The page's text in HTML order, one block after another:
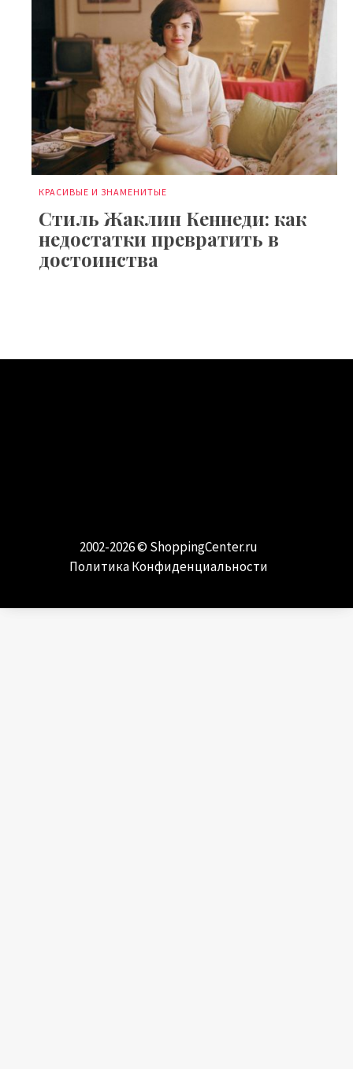
КРАСИВЫЕ И ЗНАМЕНИТЫЕ
Стиль Жаклин Кеннеди: как
недостатки превратить в
достоинства
2002-2026 © ShoppingCenter.ru
Политика Конфиденциальности